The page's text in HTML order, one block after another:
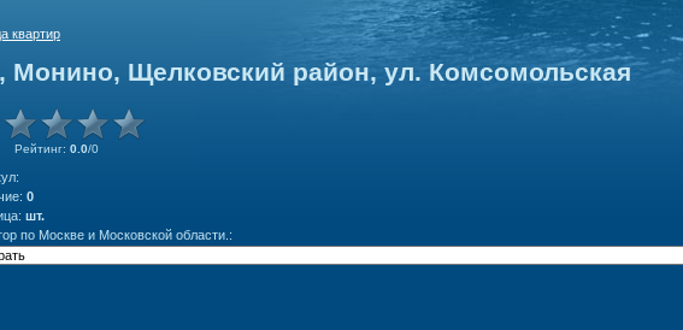
квартир
Монино, Щелковский район, ул. Комсомольская
Рейтинг: 0.0/0
:
: 0
: шт.
по Москве и Московской области.: